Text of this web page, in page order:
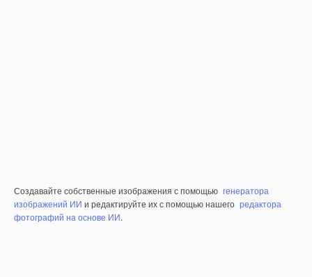
Создавайте собственные изображения с помощью генератора
изображений ИИ и редактируйте их с помощью нашего редактора
фотографий на основе ИИ.